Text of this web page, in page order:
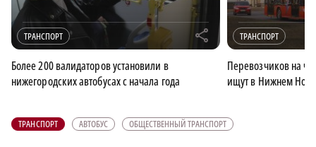
ТРАНСПОРТ r
Более 200 валидаторов установили в
нижегородских автобусах с начала года
ТРАНСПОРТ
Перевозчиков на
ищут в Нижнем
ТРАНСПОРТ АВТОБУС ОБЩЕСТВЕННЫЙ ТРАНСПОРТ